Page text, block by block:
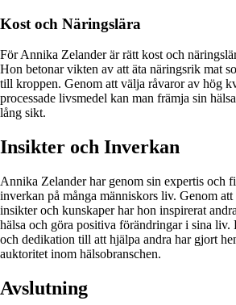
Kost och Näringslära
För Annika Zelander är rätt kost och
Hon betonar vikten av att äta näringsrik mat
till kroppen. Genom att välja råvaror av hög
processade livsmedel kan man främja sin
lång sikt.
Insikter och Inverkan
Annika Zelander har genom sin expertis och
inverkan på många människors liv. Genom att
insikter och kunskaper har hon inspirerat
hälsa och göra positiva förändringar i sina liv.
och dedikation till att hjälpa andra har gjort
auktoritet inom hälsobranschen.
Avslutning